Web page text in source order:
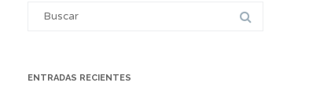
Search
ENTRADAS RECIENTES